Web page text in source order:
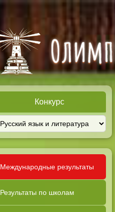
Конкурс
Международные результаты
Результаты по школам